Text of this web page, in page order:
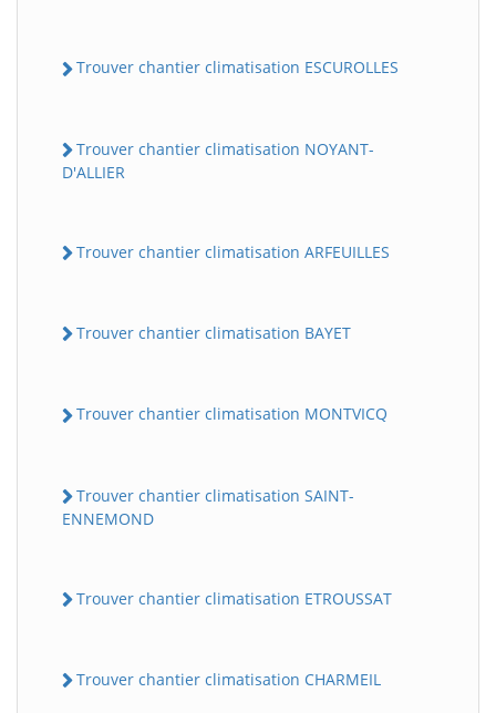
Trouver chantier climatisation ESCUROLLES
Trouver chantier climatisation NOYANT-
D'ALLIER
Trouver chantier climatisation ARFEUILLES
Trouver chantier climatisation BAYET
Trouver chantier climatisation MONTVICQ
Trouver chantier climatisation SAINT-
ENNEMOND
Trouver chantier climatisation ETROUSSAT
Trouver chantier climatisation CHARMEIL